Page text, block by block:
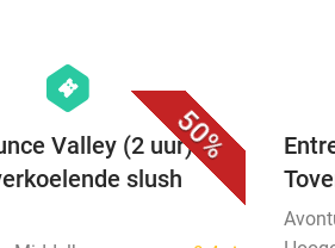
50%
hexagon
events
Valley (2 uur) +
slush